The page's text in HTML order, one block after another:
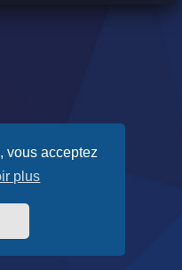
vous acceptez
plus